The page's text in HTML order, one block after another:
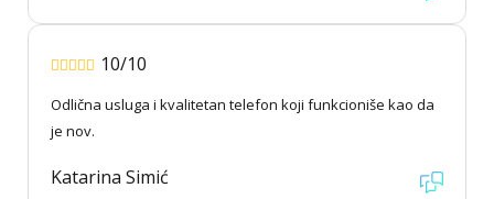
10/10
Odlična usluga i kvalitetan telefon koji funkcioniše kao da
je nov.
Katarina Simić